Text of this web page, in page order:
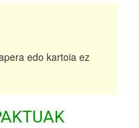
edo kartoia ez